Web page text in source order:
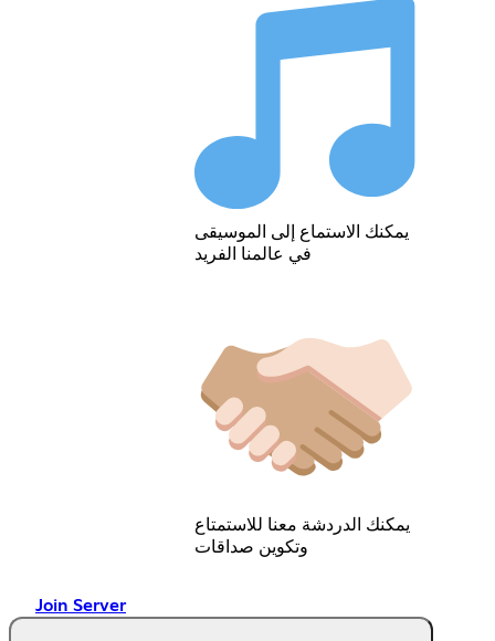
يمكنك الاستماع إلى الموسيقى
في عالمنا الفريد
يمكنك الدردشة معنا للاستمتاع
وتكوين صداقات
Join Server